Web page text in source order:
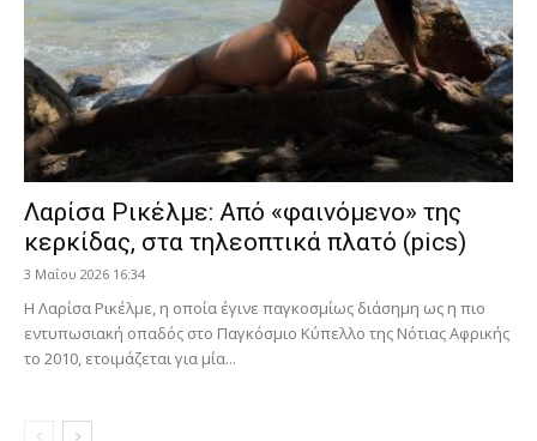
Λαρίσα Ρικέλμε: Από «φαινόμενο» της
κερκίδας, στα τηλεοπτικά πλατό (pics)
3 Μαΐου 2026 16:34
Η Λαρίσα Ρικέλμε, η οποία έγινε παγκοσμίως διάσημη ως η πιο
εντυπωσιακή οπαδός στο Παγκόσμιο Κύπελλο της Νότιας Αφρικής
το 2010, ετοιμάζεται για μία...